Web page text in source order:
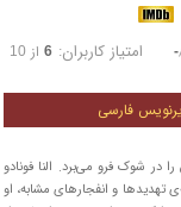
- امتیاز کاربران: 6از 10
فارسی
در شوک فرو می‌برد. النا فونادو
تهدیدها و انفجارهای مشابه، او